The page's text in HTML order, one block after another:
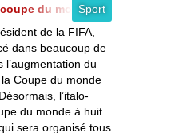
Sport
du monde à 8 pays ?
de la FIFA,
dans beaucoup de
du
Coupe du monde
l’italo-
du monde à huit
sera organisé tous